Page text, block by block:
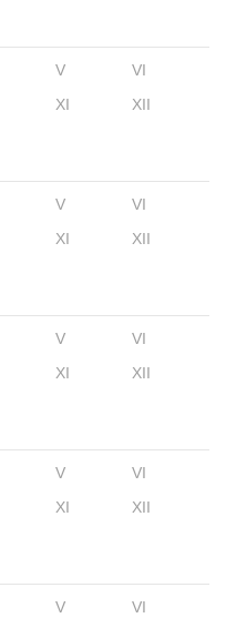
V
VI
XI XII
V
VI
XI XII
V
VI
XI XII
V
VI
XI XII
V
VI